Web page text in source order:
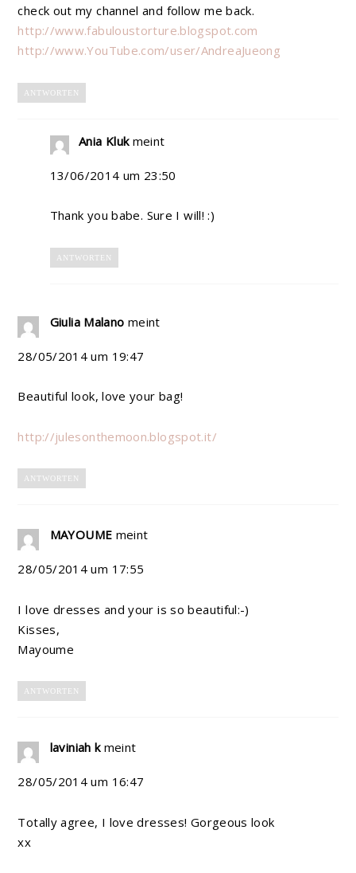
check out my channel and follow me back.
http://www.fabuloustorture.blogspot.com
http://www.YouTube.com/user/AndreaJueong
ANTWORTEN
Ania Kluk meint
13/06/2014 um 23:50
Thank you babe. Sure I will! :)
ANTWORTEN
Giulia Malano meint
28/05/2014 um 19:47
Beautiful look, love your bag!
http://julesonthemoon.blogspot.it/
ANTWORTEN
MAYOUME meint
28/05/2014 um 17:55
I love dresses and your is so beautiful:-)
Kisses,
Mayoume
ANTWORTEN
laviniah k meint
28/05/2014 um 16:47
Totally agree, I love dresses! Gorgeous look
xx